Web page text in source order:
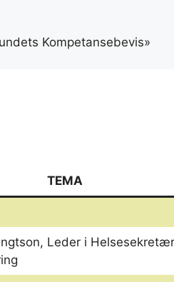
Kompetansebevis»
TEMA
Leder i